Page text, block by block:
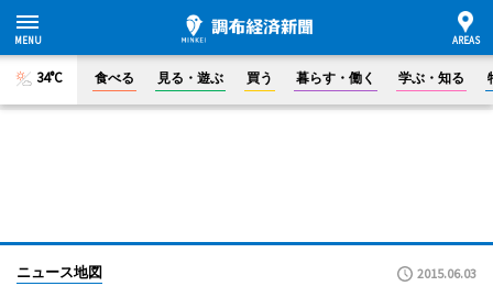
34°C 食べる 見る・遊ぶ 買う 暮らす・働く 学ぶ・知る
ニュース地図 2015.06.03